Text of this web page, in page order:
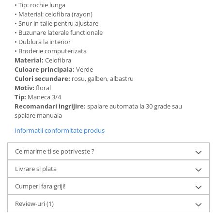
• Tip: rochie lunga
• Material: celofibra (rayon)
• Snur in talie pentru ajustare
• Buzunare laterale functionale
• Dublura la interior
• Broderie computerizata
Material: Celofibra
Culoare principala: Verde
Culori secundare: rosu, galben, albastru
Motiv: floral
Tip: Maneca 3/4
Recomandari ingrijire: spalare automata la 30 grade sau
spalare manuala
Informatii conformitate produs
Ce marime ti se potriveste ?
Livrare si plata
Cumperi fara griji!
Review-uri(1)